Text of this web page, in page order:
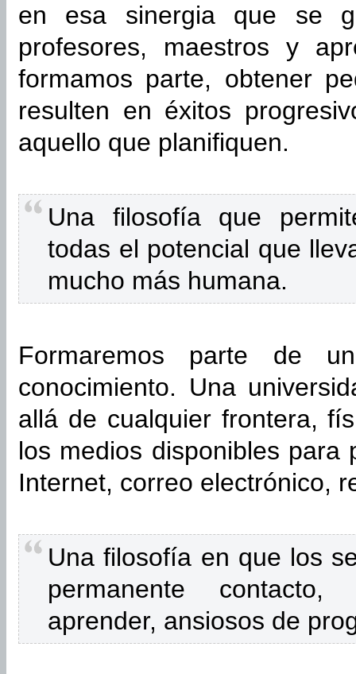
en esa sinergia que se
profesores, maestros y
formamos parte, obtener
resulten en éxitos
aquello que planifiquen.
Una filosofía que
todas el potencial que
mucho más humana.
Formaremos parte de
conocimiento. Una
allá de cualquier frontera,
los medios disponibles para
Internet, correo electrónico,
Una filosofía en que los
permanente
aprender, ansiosos de